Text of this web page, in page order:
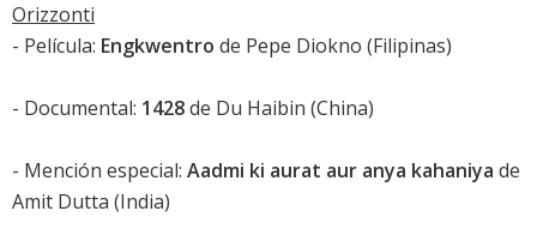
Orizzonti
- Película: Engkwentro de Pepe Diokno (Filipinas)
- Documental: 1428de Du Haibin (China)
- Mención especial: Aadmi ki aurat aur anya kahaniya de
Amit Dutta (India)